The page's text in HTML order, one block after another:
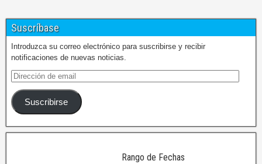
Suscríbase
Introduzca su correo electrónico para suscribirse y recibir
notificaciones de nuevas noticias.
Suscribirse
Rango de Fechas